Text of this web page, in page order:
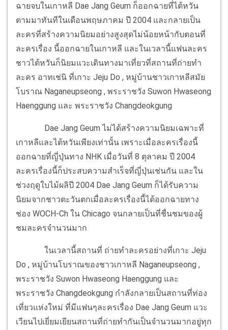
ฉายจบในเกาหลี Dae Jang Geum ก็ออกฉายที่ไต้หวัน
ตามมาทันทีในเดือนพฤษภาคม ปี 2004 และกลายเป็น
ละครที่สร้างความนิยมอย่างสูงสุดไม่น้อยหน้ากับตอนที่
ละครเรื่อง นี้ออกฉายในเกาหลี และในเวลานี้แฟนละคร
ชาวไต้หวันก็นิยมแวะเดินทางมาเที่ยวที่สถานที่ถ่ายทำ
ละคร อาทเช่นิ ที่เกาะ Jeju Do , หมู่บ้านชาวเกาหลีสมัย
โบราณ Naganeupseong , พระราชวัง Suwon Hwaseong
Haenggung และ พระราชวัง Changdeokgung
Dae Jang Geum ไม่ได้สร้างความนิยมเฉพาะที่
เกาหลีและไต้หวันเพียงเท่านั้น เพราะเมื่อละครเรื่องนี้
ออกฉายที่ญี่ปุ่นทาง NHK เมื่อวันที่ 8 ตุลาคม ปี 2004
ละครเรื่องนี้ก็ประสบความสำเร็จที่ญี่ปุ่นเช่นกัน และใน
ช่วงฤดูใบไม้ผลิปี 2004 Dae Jang Geum ก็ได้รับความ
นิยมจากชาวตะวันตกเมื่อละครเรื่องนี้ได้ออกฉายทาง
ช่อง WOCH-Ch ใน Chicago จนกลายเป็นที่ชื่นชมของผู้
ชมละครจำนวนมาก
ในเวลานี้สถานที่ ถ่ายทำละครอย่างที่เกาะ Jeju
Do , หมู่บ้านโบราณของชาวเกาหลี Naganeupseong ,
พระราชวัง Suwon Hwaseong Haenggung และ
พระราชวัง Changdeokgung กำลังกลายเป็นสถานที่ท่อง
เที่ยวแห่งใหม่ ที่มีแฟนๆละครเรื่อง Dae Jang Geum แวะ
เวียนไปเยี่ยมเยียนสถานที่ถ่ายทำกันเป็นจำนวนมากอยู่ทุก